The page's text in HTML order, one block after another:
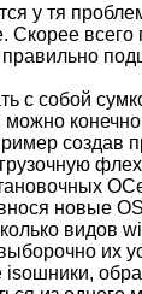
у тя
Скорее всего
с собой
можно
создав
новые
видов
их